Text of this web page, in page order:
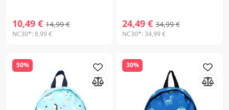
10,49 € 14,99 €
NC30*:8,99 €
24,49 € 34,99 €
NC30*:34,99 €
50% 30%